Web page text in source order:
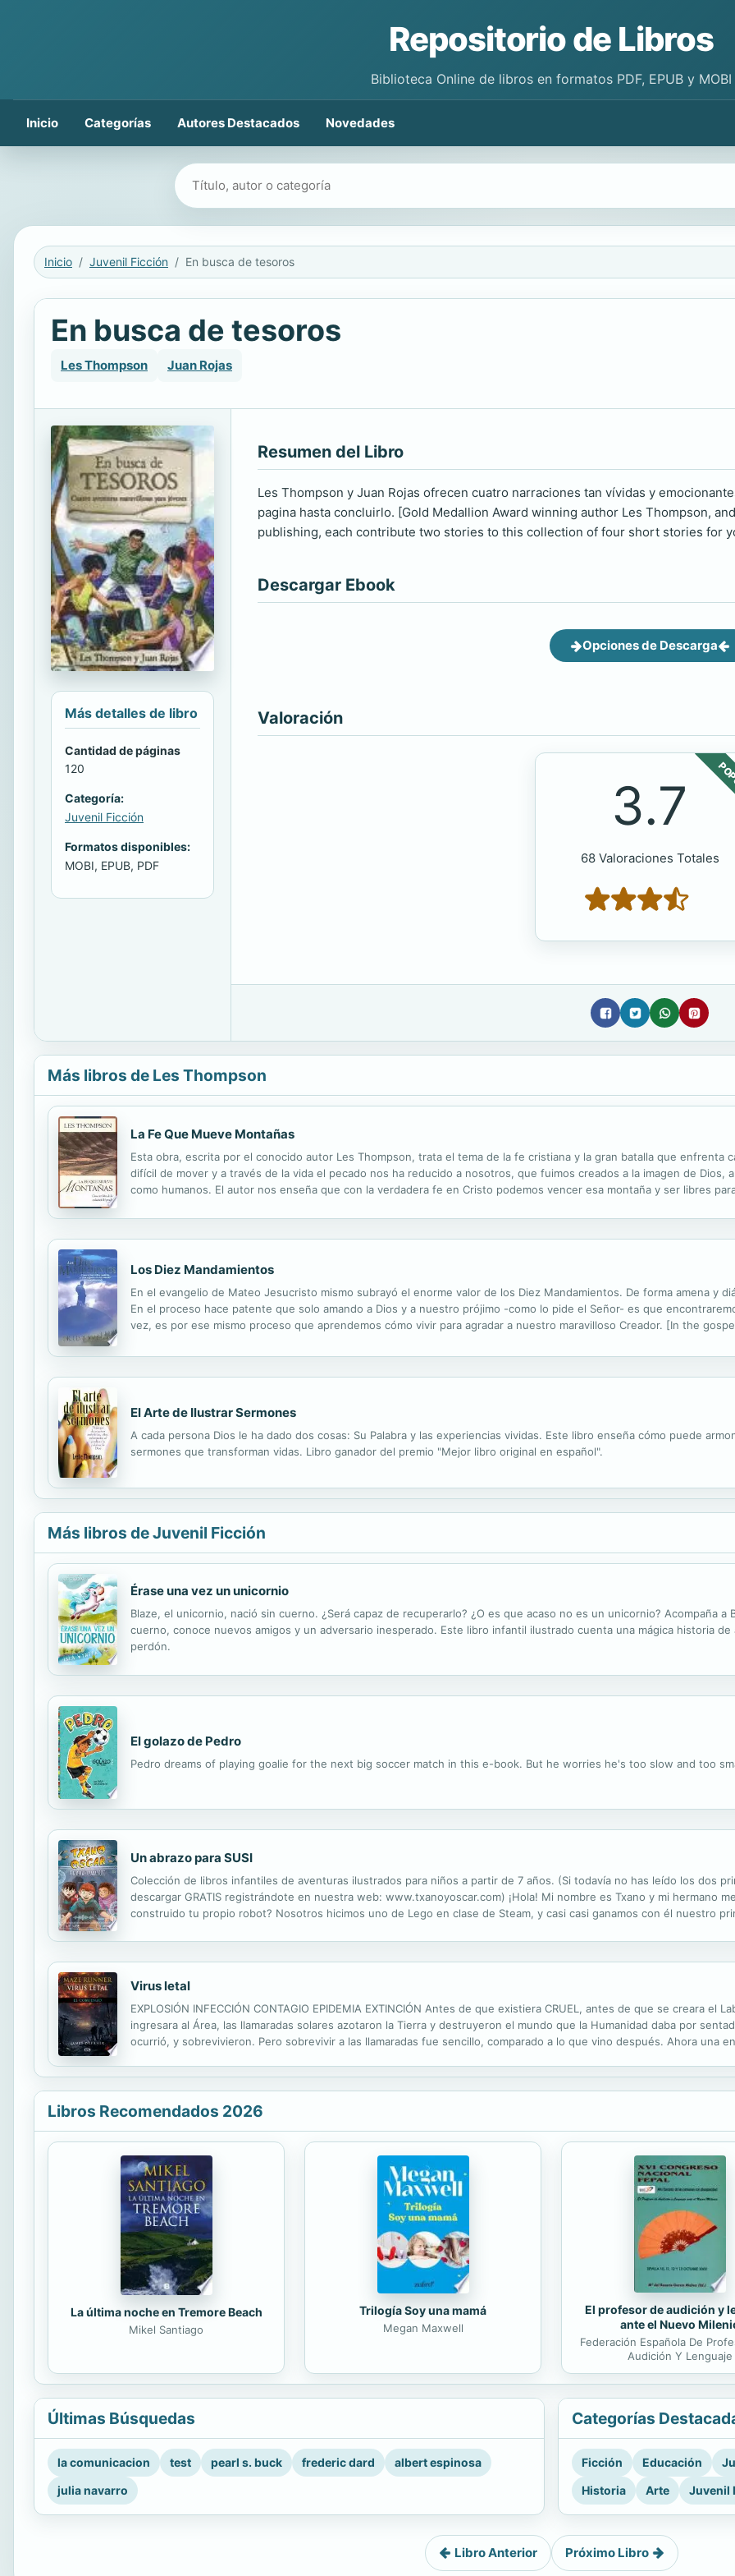
Repositorio de Libros
Biblioteca Online de libros en formatos PDF, EPUB y MOBI
Inicio Categorías Autores Destacados Novedades
Buscar libros
Inicio Juvenil Ficción En busca de tesoros
En busca de tesoros
Les Thompson Juan Rojas
Más detalles de libro
Cantidad de páginas
120
Categoría:
Juvenil Ficción
Formatos disponibles:
MOBI, EPUB, PDF
Resumen del Libro
Les Thompson y Juan Rojas ofrecen cuatro narraciones tan vívidas y
pagina hasta concluirlo. [Gold Medallion Award winning author Les Thompson,
publishing, each contribute two stories to this collection of four short stories for
Descargar Ebook
Opciones de Descarga
Valoración
3.7
68 Valoraciones Totales
Más libros de Les Thompson
La Fe Que Mueve Montañas
Esta obra, escrita por el conocido autor Les Thompson, trata el tema de la fe cristiana y la gran batalla que enfrenta
difícil de mover y a través de la vida el pecado nos ha reducido a nosotros, que fuimos creados a la imagen de Dios,
como humanos. El autor nos enseña que con la verdadera fe en Cristo podemos vencer esa montaña y ser libres
Los Diez Mandamientos
En el evangelio de Mateo Jesucristo mismo subrayó el enorme valor de los Diez Mandamientos. De forma amena y
En el proceso hace patente que solo amando a Dios y a nuestro prójimo -como lo pide el Señor- es que
vez, es por ese mismo proceso que aprendemos cómo vivir para agradar a nuestro maravilloso Creador. [In the
El Arte de Ilustrar Sermones
A cada persona Dios le ha dado dos cosas: Su Palabra y las experiencias vividas. Este libro enseña cómo puede
sermones que transforman vidas. Libro ganador del premio "Mejor libro original en español".
Más libros de Juvenil Ficción
Érase una vez un unicornio
Blaze, el unicornio, nació sin cuerno. ¿Será capaz de recuperarlo? ¿O es que acaso no es un unicornio? Acompaña
cuerno, conoce nuevos amigos y un adversario inesperado. Este libro infantil ilustrado cuenta una mágica historia de
perdón.
El golazo de Pedro
Pedro dreams of playing goalie for the next big soccer match in this e-book. But he worries he's too slow and too
Un abrazo para SUSI
Colección de libros infantiles de aventuras ilustrados para niños a partir de 7 años. (Si todavía no has leído los dos
descargar GRATIS registrándote en nuestra web: www.txanoyoscar.com) ¡Hola! Mi nombre es Txano y mi hermano
construido tu propio robot? Nosotros hicimos uno de Lego en clase de Steam, y casi casi ganamos con él nuestro
Virus letal
EXPLOSIÓN INFECCIÓN CONTAGIO EPIDEMIA EXTINCIÓN Antes de que existiera CRUEL, antes de que se creara el
ingresara al Área, las llamaradas solares azotaron la Tierra y destruyeron el mundo que la Humanidad daba por
ocurrió, y sobrevivieron. Pero sobrevivir a las llamaradas fue sencillo, comparado a lo que vino después. Ahora una
Libros Recomendados 2026
La última noche en Tremore Beach
Mikel Santiago
Trilogía Soy una mamá
Megan Maxwell
El profesor de audición y
ante el Nuevo
Federación Española De
Audición Y Lenguaje
Últimas Búsquedas
la comunicacion test pearl s. buck frederic dard
albert espinosa
julia navarro
Categorías
Ficción Educación
Historia
Arte Juvenil
Libro Anterior Próximo Libro